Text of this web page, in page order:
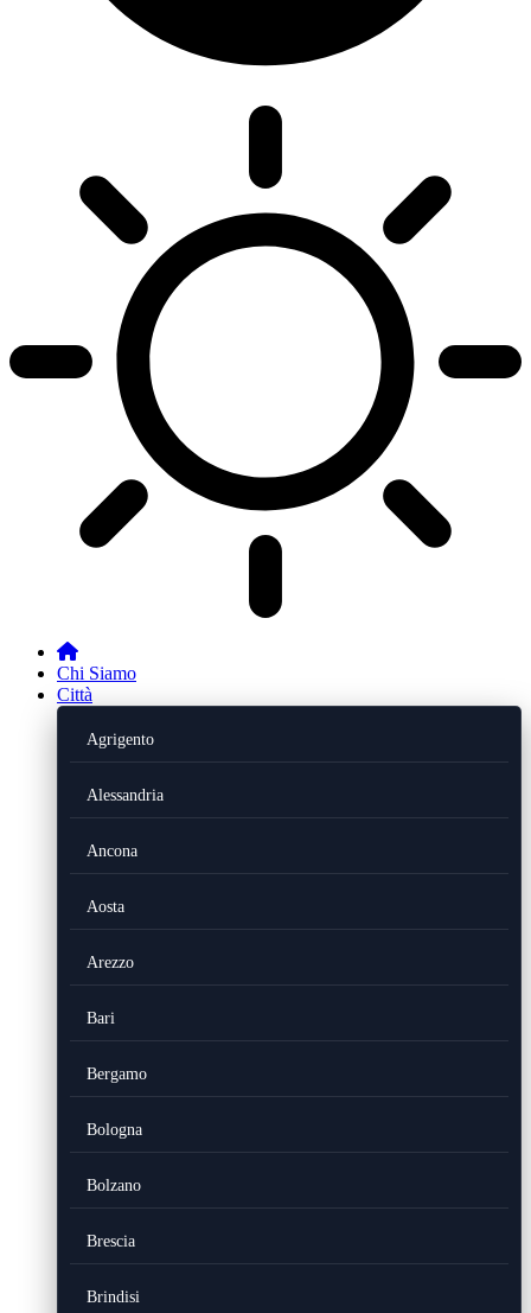
Chi Siamo
Città
Agrigento
Alessandria
Ancona
Aosta
Arezzo
Bari
Bergamo
Bologna
Bolzano
Brescia
Brindisi